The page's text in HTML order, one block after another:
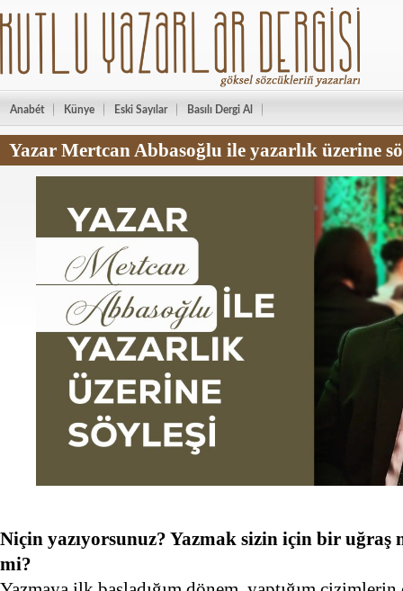
Anabét Künye Eski Sayılar Basılı Dergi Al
Yazar Mertcan Abbasoğlu ile yazarlık üzerine
Niçin yazıyorsunuz? Yazmak sizin için bir uğraş
mi?